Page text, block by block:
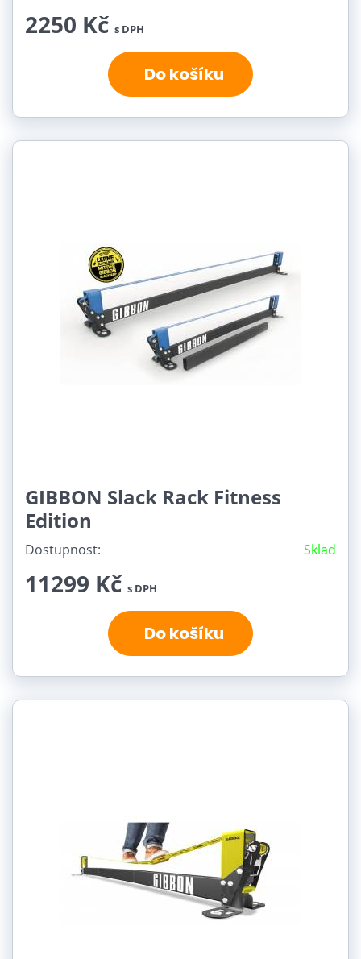
2250 Kč s DPH
Do košíku
GIBBON Slack Rack Fitness
Edition
Dostupnost: Sklad
11299 Kč s DPH
Do košíku